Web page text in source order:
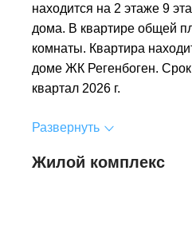
находится на 2 этаже 9
дома. В квартире общей
комнаты. Квартира
доме ЖК Регенбоген. Срок
квартал 2026 г.
Развернуть
Жилой комплекс